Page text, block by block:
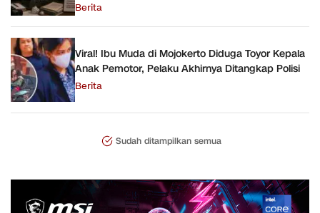
Berita
Viral! Ibu Muda di Mojokerto Diduga Toyor Kepala
Anak Pemotor, Pelaku Akhirnya Ditangkap Polisi
Berita
Sudah ditampilkan semua